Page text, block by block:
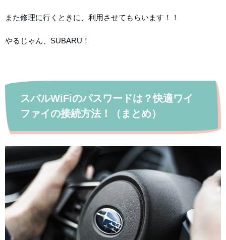
また修理に行くときに、利用させてもらいます！！
やるじゃん、SUBARU！
スバルWiFiのパスワードは？快適ワイ
ファイの接続方法！（まとめ）